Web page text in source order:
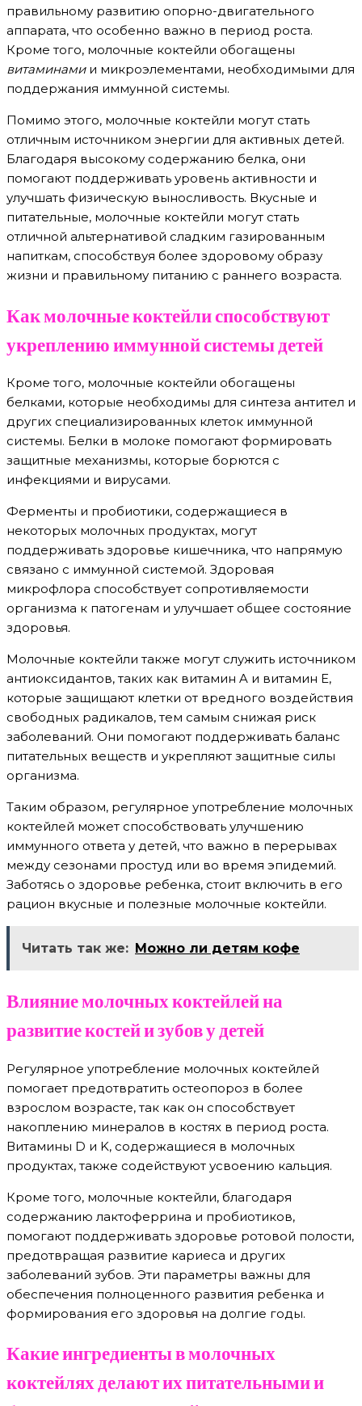
правильному развитию опорно-двигательного
аппарата, что особенно важно в период роста.
Кроме того, молочные коктейли обогащены
витаминамии микроэлементами, необходимыми для
поддержания иммунной системы.
Помимо этого, молочные коктейли могут стать
отличным источником энергии для активных детей.
Благодаря высокому содержанию белка, они
помогают поддерживать уровень активности и
улучшать физическую выносливость. Вкусные и
питательные, молочные коктейли могут стать
отличной альтернативой сладким газированным
напиткам, способствуя более здоровому образу
жизни и правильному питанию с раннего возраста.
Как молочные коктейли способствуют
укреплению иммунной системы детей
Кроме того, молочные коктейли обогащены
белками, которые необходимы для синтеза антител и
других специализированных клеток иммунной
системы. Белки в молоке помогают формировать
защитные механизмы, которые борются с
инфекциями и вирусами.
Ферменты и пробиотики, содержащиеся в
некоторых молочных продуктах, могут
поддерживать здоровье кишечника, что напрямую
связано с иммунной системой. Здоровая
микрофлора способствует сопротивляемости
организма к патогенам и улучшает общее состояние
здоровья.
Молочные коктейли также могут служить источником
антиоксидантов, таких как витамин A и витамин E,
которые защищают клетки от вредного воздействия
свободных радикалов, тем самым снижая риск
заболеваний. Они помогают поддерживать баланс
питательных веществ и укрепляют защитные силы
организма.
Таким образом, регулярное употребление молочных
коктейлей может способствовать улучшению
иммунного ответа у детей, что важно в перерывах
между сезонами простуд или во время эпидемий.
Заботясь о здоровье ребенка, стоит включить в его
рацион вкусные и полезные молочные коктейли.
Читать так же: Можно ли детям кофе
Влияние молочных коктейлей на
развитие костей и зубов у детей
Регулярное употребление молочных коктейлей
помогает предотвратить остеопороз в более
взрослом возрасте, так как он способствует
накоплению минералов в костях в период роста.
Витамины D и K, содержащиеся в молочных
продуктах, также содействуют усвоению кальция.
Кроме того, молочные коктейли, благодаря
содержанию лактоферрина и пробиотиков,
помогают поддерживать здоровье ротовой полости,
предотвращая развитие кариеса и других
заболеваний зубов. Эти параметры важны для
обеспечения полноценного развития ребенка и
формирования его здоровья на долгие годы.
Какие ингредиенты в молочных
коктейлях делают их питательными и